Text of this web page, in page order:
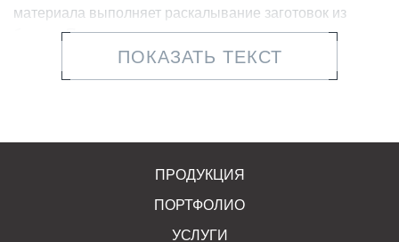
материала выполняет раскалывание заготовок из
бетона. Производство продукции автоматизировано,
поэтому готовые изделия отличаются стабильными
техническими характеристиками.
как строительные работы, так и наружную и
внутреннюю отделку. Изделия широко используются в
ПОКАЗАТЬ ТЕКСТ
ПРОДУКЦИЯ
ПОРТФОЛИО
УСЛУГИ